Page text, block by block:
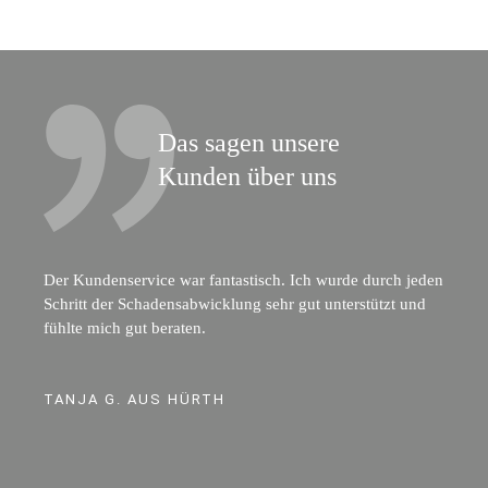
Das sagen unsere
Kunden über uns
Der Kundenservice war fantastisch. Ich wurde durch jeden
Schritt der Schadensabwicklung sehr gut unterstützt und
fühlte mich gut beraten.
TANJA G. AUS HÜRTH